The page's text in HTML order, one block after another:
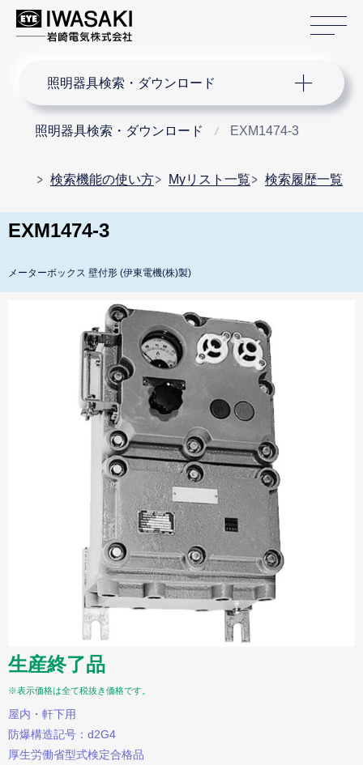
照明器具検索・ダウンロード
照明器具検索・ダウンロード EXM1474-3
検索機能の使い方 Myリスト一覧 検索履歴一覧
EXM1474-3
メーターボックス 壁付形 (伊東電機(株)製)
生産終了品
※表示価格は全て税抜き価格です。
屋内・軒下用
防爆構造記号：d2G4
厚生労働省型式検定合格品